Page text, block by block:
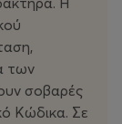
των
σοβαρές
Κώδικα. Σε